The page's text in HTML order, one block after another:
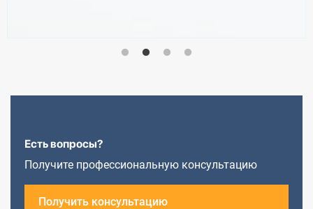
Есть вопросы?
Получите профессиональную консультацию
Получить консультацию